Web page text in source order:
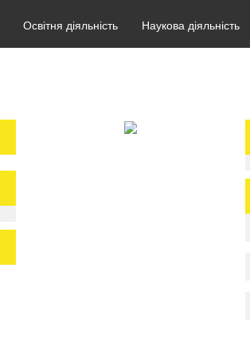
Освітня діяльність Наукова діяльність